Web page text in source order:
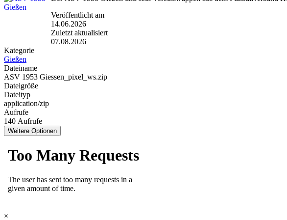
Veröffentlicht am
14.06.2026
Zuletzt aktualisiert
07.08.2026
Kategorie
Gießen
Dateiname
ASV 1953 Giessen_pixel_ws.zip
Dateigröße
Dateityp
application/zip
Aufrufe
140 Aufrufe
Weitere Optionen
×